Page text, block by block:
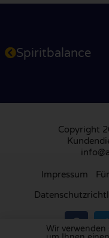
Spiritbalance
Copyright
Impressum
Wir